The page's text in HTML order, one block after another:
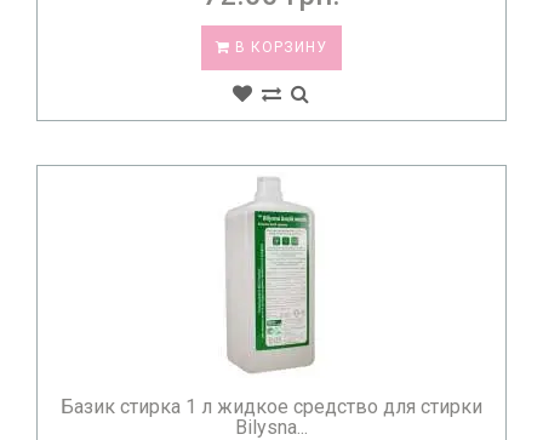
В КОРЗИНУ
Базик стирка 1 л жидкое средство для стирки
Bilysna...